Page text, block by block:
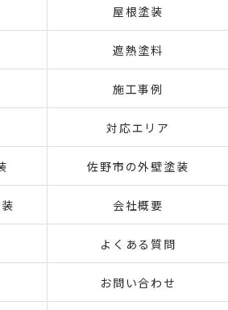
屋根塗装
遮熱塗料
施工事例
対応エリア
佐野市の外壁塗装
会社概要
よくある質問
お問い合わせ